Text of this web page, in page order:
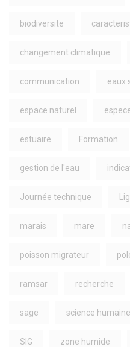
biodiversite
changement climatique
communication eaux
espace naturel
estuaire Formation
gestion de l'eau
Journée technique
marais mare
poisson migrateur
ramsar recherche
sage science humaine
SIG zone humide